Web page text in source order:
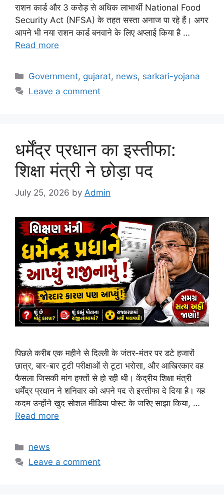
राशन कार्ड और 3 करोड़ से अधिक लाभार्थी National Food
Security Act (NFSA) के तहत सस्ता अनाज पा रहे हैं। अगर
आपने भी नया राशन कार्ड बनवाने के लिए अप्लाई किया है …
Read more
Categories
Government, gujarat, news, sarkari-yojana
Leave a comment
धर्मेंद्र प्रधान का इस्तीफा:
शिक्षा मंत्री ने छोड़ा पद
July 25, 2026 by Admin
पिछले करीब एक महीने से दिल्ली के जंतर-मंतर पर डटे हजारों
छात्र, बार-बार टूटी परीक्षाओं से टूटा भरोसा, और आखिरकार वह
फैसला जिसकी मांग हफ्तों से हो रही थी। केंद्रीय शिक्षा मंत्री
धर्मेंद्र प्रधान ने शनिवार को अपने पद से इस्तीफा दे दिया है। यह
कदम उन्होंने खुद सोशल मीडिया पोस्ट के जरिए साझा किया, …
Read more
Categories
news
Leave a comment